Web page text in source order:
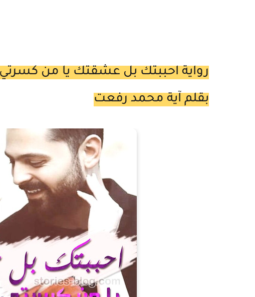
رواية احببتك بل عشقتك يا من
بقلم آية محمد رفعت